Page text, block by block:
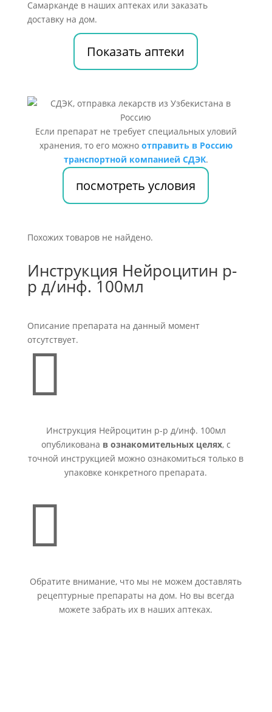
Самарканде в наших аптеках или заказать
доставку на дом.
Показать аптеки
Если препарат не требует специальных уловий
хранения, то его можно отправить в Россию
транспортной компанией СДЭК.
посмотреть условия
Похожих товаров не найдено.
Инструкция Нейроцитин р-
р д/инф. 100мл
Описание препарата на данный момент
отсутствует.

Инструкция Нейроцитин р-р д/инф. 100мл
опубликована в ознакомительных целях, с
точной инструкцией можно ознакомиться только в
упаковке конкретного препарата.

Обратите внимание, что мы не можем доставлять
рецептурные препараты на дом. Но вы всегда
можете забрать их в наших аптеках.